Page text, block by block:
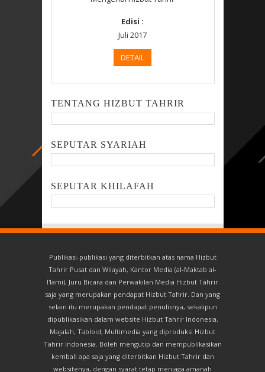
Edisi :
Juli 2017
DETAIL
TENTANG HIZBUT TAHRIR
SEPUTAR SYARIAH
SEPUTAR KHILAFAH
Publikasi-publikasi yang diterbitkan atas nama Hizbut
Tahrir Pusat dan Wilayah, Kantor Media (al-Maktab al-
I'lami), Juru Bicara dan Perwakilan Media Hizbut Tahrir
saja yang merupakan pendapat Hizbut Tahrir. Dan yang
selain itu merupakan pendapat penulisnya, sekalipun
dipublikasikan dalam website Hizbut Tahrir Indonesia,
Majalah, Tabloid, Multimedia yang diproduksi Hizbut
Tahrir Indonesia. Boleh mengutip dan mempublikasikan
kembali apa saja yang diterbitkan Hizbut Tahrir dan
websitenya, dengan syarat tetap menjaga amanah